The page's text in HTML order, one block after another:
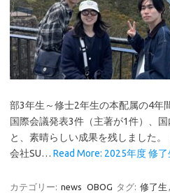
部3年生～修士2年生の本配属の4年
国際会議発表3件（主著が1件）、
と、素晴らしい成果を残しました
会社SU… Read More: 2025年度 修
カテゴリー: news OBOG タグ: 修了生 ,